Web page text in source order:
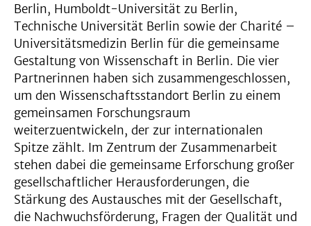
Berlin, Humboldt-Universität zu Berlin,
Technische Universität Berlin sowie der Charité –
Universitätsmedizin Berlin für die gemeinsame
Gestaltung von Wissenschaft in Berlin. Die vier
Partnerinnen haben sich zusammengeschlossen,
um den Wissenschaftsstandort Berlin zu einem
gemeinsamen Forschungsraum
weiterzuentwickeln, der zur internationalen
Spitze zählt. Im Zentrum der Zusammenarbeit
stehen dabei die gemeinsame Erforschung großer
gesellschaftlicher Herausforderungen, die
Stärkung des Austausches mit der Gesellschaft,
die Nachwuchsförderung, Fragen der Qualität und